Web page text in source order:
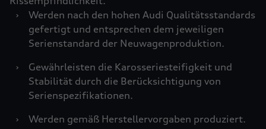
›
Werden nach den hohen Audi Qualitätsstandards
gefertigt und entsprechen dem jeweiligen
Serienstandard der Neuwagenproduktion.
›
Gewährleisten die Karosseriesteifigkeit und
Stabilität durch die Berücksichtigung von
Serienspezifikationen.
›
Werden gemäß Herstellervorgaben produziert.